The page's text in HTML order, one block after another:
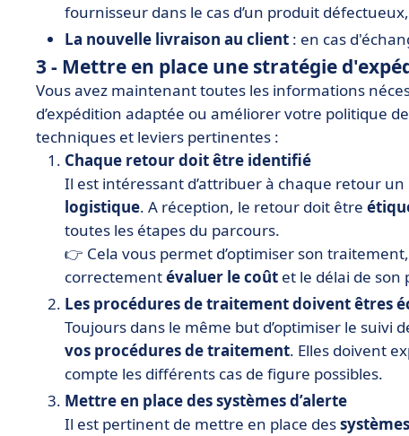
fournisseur dans le cas d’un produit
La nouvelle livraison au client : en cas
3 - Mettre en place une stratégie
Vous avez maintenant toutes les informations
d’expédition adaptée ou améliorer votre politique
techniques et leviers pertinentes :
Chaque retour doit être identifié
Il est intéressant d’attribuer à chaque retour un
logistique. A réception, le retour doit être
toutes les étapes du parcours.
👉 Cela vous permet d’optimiser son
correctementévaluer le coût et le délai de son
Les procédures de traitement doivent êtres
Toujours dans le même but d’optimiser le suivi
vos procédures de traitement. Elles doivent
compte les différents cas de figure possibles.
Mettre en place des systèmes d’alerte
Il est pertinent de mettre en place des